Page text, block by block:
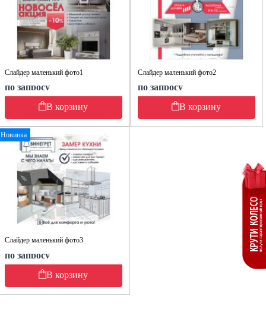
Слайдер маленький фото1
по запросу
В корзину
Слайдер маленький фото2
по запросу
В корзину
Новинка
Слайдер маленький фото3
по запросу
В корзину